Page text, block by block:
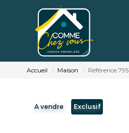
Accueil Maison Référence 795
A vendre Exclusif